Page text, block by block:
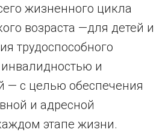
жизненного цикла
возраста —для детей и
трудоспособного
инвалидностью и
с целью обеспечения
и адресной
этапе жизни.